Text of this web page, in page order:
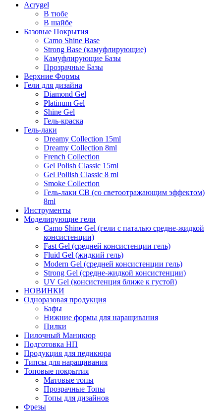
Acrygel
В тюбе
В шайбе
Базовые Покрытия
Camo Shine Base
Strong Base (камуфлирующие)
Камуфлирующие Базы
Прозрачные Базы
Верхние Формы
Гели для дизайна
Diamond Gel
Platinum Gel
Shine Gel
Гель-краска
Гель-лаки
Dreamy Collection 15ml
Dreamy Collection 8ml
French Collection
Gel Polish Classic 15ml
Gel Pollish Classic 8 ml
Smoke Collection
Гель-лаки СВ (со светоотражающим эффектом)
8ml
Инструменты
Моделирующие гели
Camo Shine Gel (гели с паталью средне-жидкой
консистенции)
Fast Gel (средней консистенции гель)
Fluid Gel (жидкий гель)
Modern Gel (средней консистенции гель)
Strong Gel (средне-жидкой консистенции)
UV Gel (консистенция ближе к густой)
НОВИНКИ
Одноразовая продукция
Бафы
Нижние формы для наращивания
Пилки
Пилочный Маникюр
Подготовка НП
Продукция для педикюра
Типсы для наращивания
Топовые покрытия
Матовые топы
Прозрачные Топы
Топы для дизайнов
Фрезы